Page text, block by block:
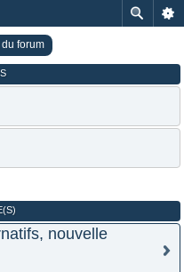
forum
nouvelle